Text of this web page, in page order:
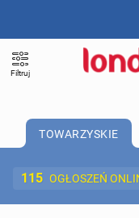
Filtruj
TOWARZYSKIE
115 OGŁOSZEŃ